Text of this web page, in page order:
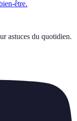
être.
astuces du quotidien.